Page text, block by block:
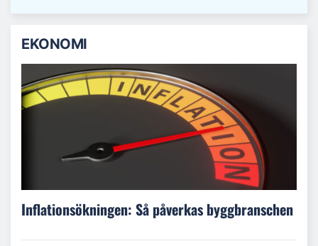
EKONOMI
Inflationsökningen: Så påverkas byggbranschen